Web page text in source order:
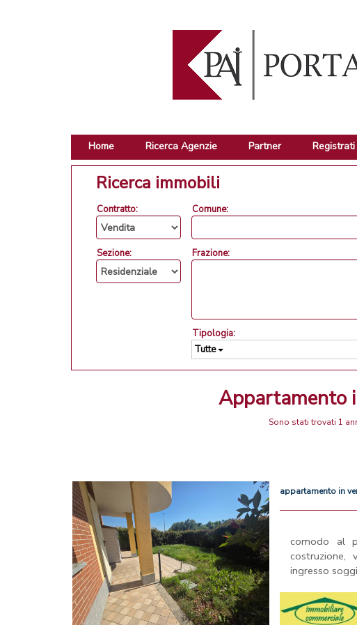
Home Ricerca Agenzie Partner Registrati
Ricerca immobili
Contratto:
Sezione:
Comune:
Frazione:
Tipologia:
Tutte
Sono stati trovati 1
appartamento in
comodo al
costruzione,
ingresso